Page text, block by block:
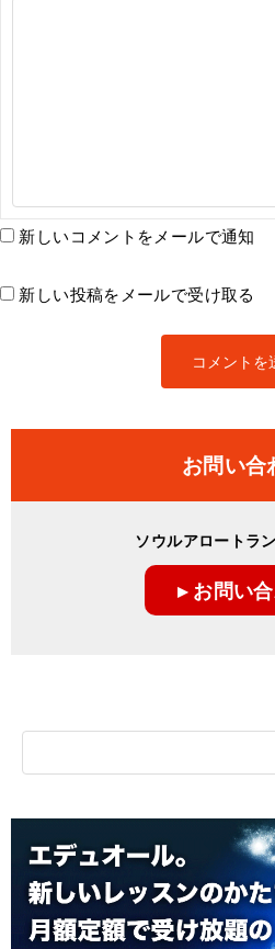
新しいコメントをメールで通知
新しい投稿をメールで受け取る
お問い合
ソウルアロートラ
▸ お問い